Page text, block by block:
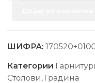
ШИФРА:
Категории
Столови, Градина